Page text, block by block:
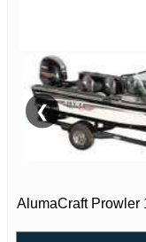
❮
AlumaCraft Prowler